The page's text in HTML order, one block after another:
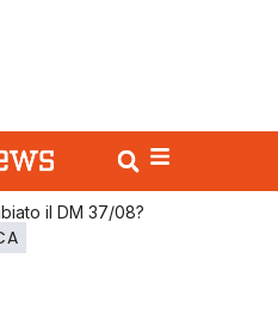
il DM 37/08?